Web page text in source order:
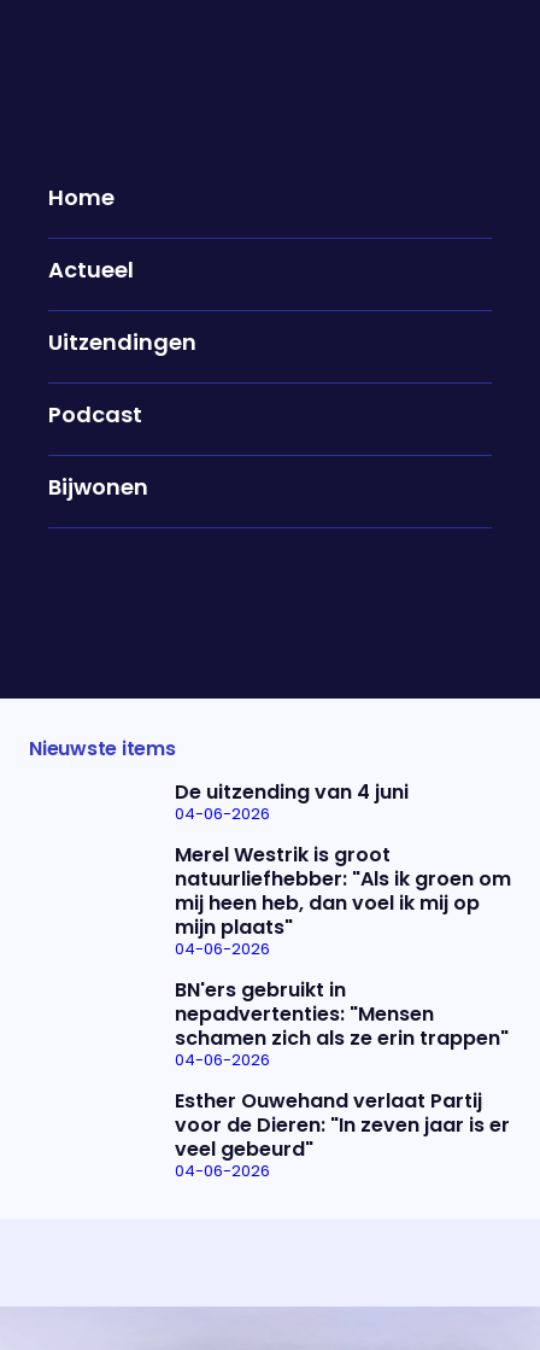
Home
Actueel
Uitzendingen
Podcast
Bijwonen
Peter Pannekoek over de
voorstelling 'Katwijk': "Het
onderwerp is zo goed en
herkenbaar"
Peter Pannekoek is weer vol enthousiasme naar
het theater gegaan. Hij bezocht voorstelling na
Nieuwste items
De uitzending van 4 juni
04-06-2026
Merel Westrik is groot
natuurliefhebber: "Als ik groen om
mij heen heb, dan voel ik mij op
mijn plaats"
04-06-2026
BN'ers gebruikt in
nepadvertenties: "Mensen
schamen zich als ze erin trappen"
04-06-2026
Esther Ouwehand verlaat Partij
voor de Dieren: "In zeven jaar is er
veel gebeurd"
04-06-2026